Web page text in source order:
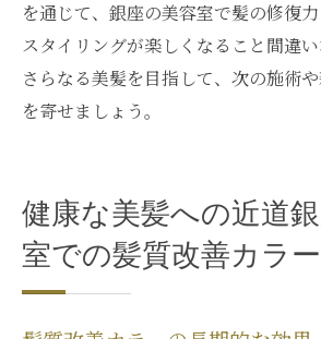
を通じて、銀座の美容室で髪の修復
スタイリングが楽しくなること間違
さらなる美髪を目指して、次の施術
を寄せましょう。
健康な美髪への近道
室での髪質改善カラ